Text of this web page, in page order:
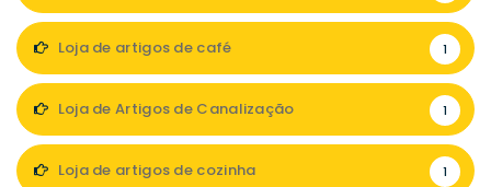
Loja de artigos de café 1
Loja de Artigos de Canalização 1
Loja de artigos de cozinha 1